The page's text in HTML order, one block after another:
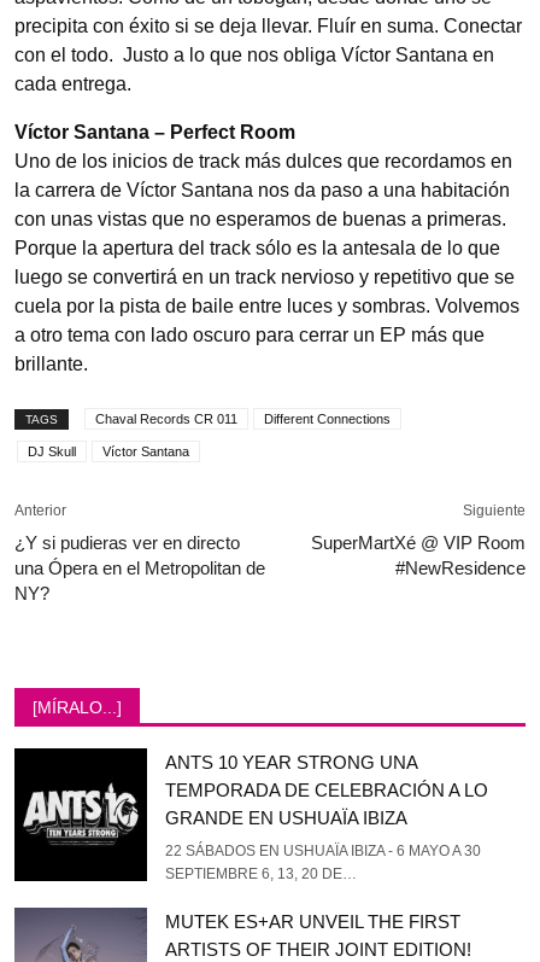
precipita con éxito si se deja llevar. Fluír en suma. Conectar
con el todo. Justo a lo que nos obliga Víctor Santana en
cada entrega.
Víctor Santana – Perfect Room
Uno de los inicios de track más dulces que recordamos en
la carrera de Víctor Santana nos da paso a una habitación
con unas vistas que no esperamos de buenas a primeras.
Porque la apertura del track sólo es la antesala de lo que
luego se convertirá en un track nervioso y repetitivo que se
cuela por la pista de baile entre luces y sombras. Volvemos
a otro tema con lado oscuro para cerrar un EP más que
brillante.
TAGS Chaval Records CR 011 Different Connections
DJ Skull Víctor Santana
Anterior
¿Y si pudieras ver en directo
una Ópera en el Metropolitan de
NY?
Siguiente
SuperMartXé @ VIP Room
#NewResidence
[MÍRALO...]
ANTS 10 YEAR STRONG UNA
TEMPORADA DE CELEBRACIÓN A LO
GRANDE EN USHUAÏA IBIZA
22 SÁBADOS EN USHUAÏA IBIZA - 6 MAYO A 30
SEPTIEMBRE 6, 13, 20 DE…
MUTEK ES+AR UNVEIL THE FIRST
ARTISTS OF THEIR JOINT EDITION!